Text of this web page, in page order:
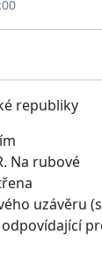
republiky
Na rubové
uzávěru